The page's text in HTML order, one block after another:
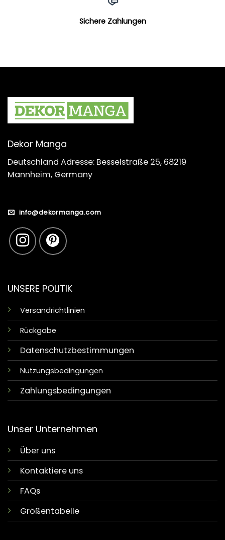
Sichere Zahlungen
Dekor Manga
Deutschland Adresse: Besselstraße 25, 68219
Mannheim, Germany
info@dekormanga.com
UNSERE POLITIK
Versandrichtlinien
Rückgabe
Datenschutzbestimmungen
Nutzungsbedingungen
Zahlungsbedingungen
Unser Unternehmen
Über uns
Kontaktiere uns
FAQs
Größentabelle